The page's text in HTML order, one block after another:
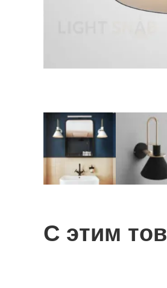
С этим